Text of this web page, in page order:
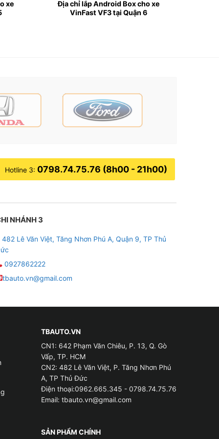
xe
Địa chỉ lắp Android Box cho xe
VinFast VF3 tại Quận 6
Hotline 3: 0798.74.75.76 (8h00 - 21h00)
NHÁNH 3
482 Lê Văn Việt, Tăng Nhơn Phú A, Quận 9, TP Thủ
0927862222
tbauto.vn@gmail.com
TBAUTO.VN
CN1: 642 Phạm Văn Chiêu, P. 13, Q. Gò
Vấp, TP. HCM
CN2: 482 Lê Văn Việt, P. Tăng Nhơn Phú
A, TP Thủ Đức
Điện thoại:0962.665.345 - 0798.74.75.76
Email: tbauto.vn@gmail.com
SẢN PHẨM CHÍNH